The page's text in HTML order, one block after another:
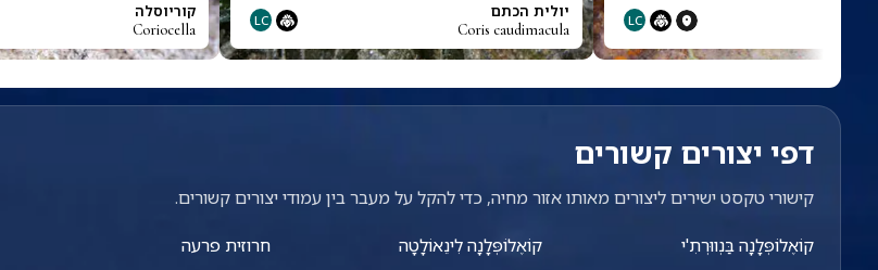
LC יולית הכתם
Coris caudimacula
LC קוריוסלה
Coriocella
דפי יצורים קשורים
קישורי טקסט ישירים ליצורים מאותו אזור מחיה, כדי להקל על מעבר בין עמודי יצורים קשורים.
קוֹאֶלוֹפְּלָנָה בַּנְווּרְתִ'י
קוֹאֶלוֹפְּלָנָה לִינֵאוֹלָטָה
חרוזית פרעה